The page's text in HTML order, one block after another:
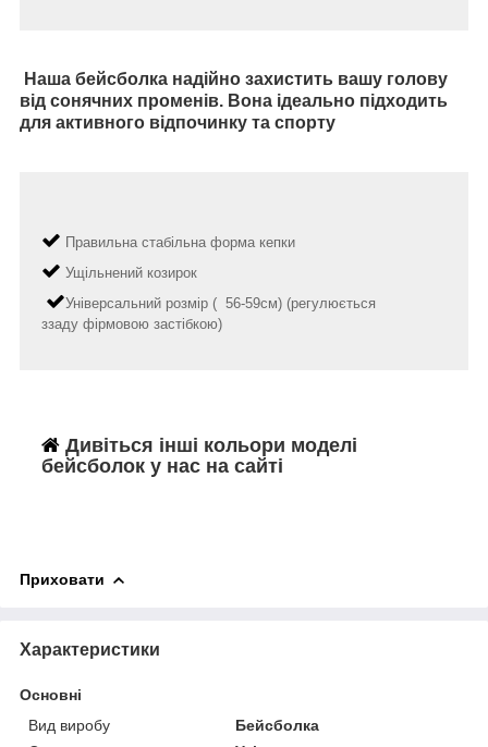
Наша бейсболка надійно захистить вашу голову
від сонячних променів. Вона ідеально підходить
для активного відпочинку та спорту
Правильна стабільна форма кепки
Ущільнений козирок
Універсальний розмір ( 56-59см) (регулюється
ззаду фірмовою застібкою)
Дивіться інші кольори моделі
бейсболок у нас на сайті
Приховати
Характеристики
Основні
Вид виробу
Бейсболка